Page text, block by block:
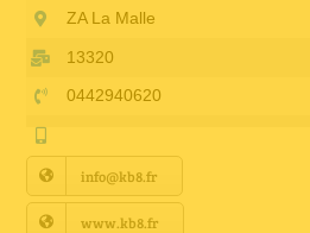
Petites annonces
Annuaire Fournisseurs
Actualités
ZA La Malle
13320
0442940620
info@kb8.fr
www.kb8.fr